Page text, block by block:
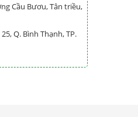
Cầu Bươu, Tân triều,
Q. Bình Thạnh, TP.